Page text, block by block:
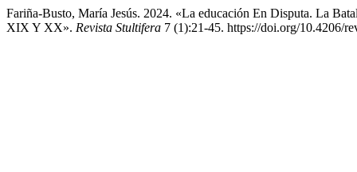
Fariña-Busto, María Jesús. 2024. «La educación En Disputa. La
XIX Y XX». Revista Stultifera 7 (1):21-45. https://doi.org/10.4206/